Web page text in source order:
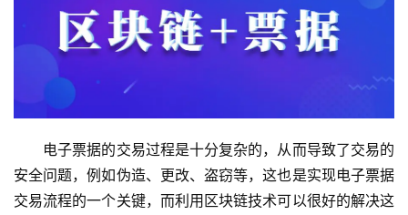
电子票据的交易过程是十分复杂的，从而导致了交易的
安全问题，例如伪造、更改、盗窃等，这也是实现电子票据
交易流程的一个关键，而利用区块链技术可以很好的解决这